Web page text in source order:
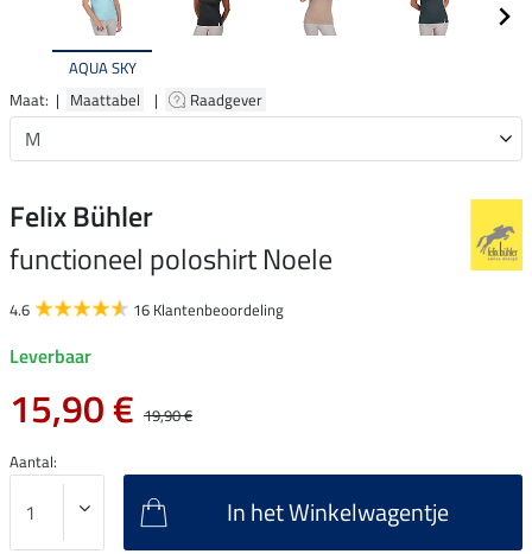
AQUA SKY
Maat: | Maattabel | Raadgever
Felix Bühler
functioneel poloshirt Noele
4.6 16 Klantenbeoordeling
Leverbaar
15,90 € 19,90 €
Aantal:
In het Winkelwagentje